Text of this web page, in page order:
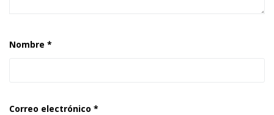
Nombre *
Correo electrónico *